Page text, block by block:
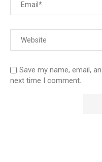
Save my name, email,
next time I comment.